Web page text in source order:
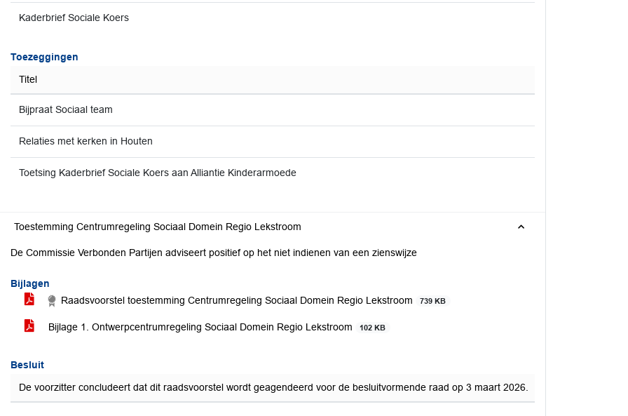
Kaderbrief Sociale Koers
Toezeggingen
Titel
Bijpraat Sociaal team
Relaties met kerken in Houten
Toetsing Kaderbrief Sociale Koers aan Alliantie Kinderarmoede
Toestemming Centrumregeling Sociaal Domein Regio Lekstroom
De Commissie Verbonden Partijen adviseert positief op het niet indienen van een zienswijze
Bijlagen
Raadsvoorstel toestemming Centrumregeling Sociaal Domein Regio Lekstroom
739 KB
Bijlage 1. Ontwerpcentrumregeling Sociaal Domein Regio Lekstroom 102 KB
Besluit
De voorzitter concludeert dat dit raadsvoorstel wordt geagendeerd voor de besluitvormende raad op 3 maart 2026.